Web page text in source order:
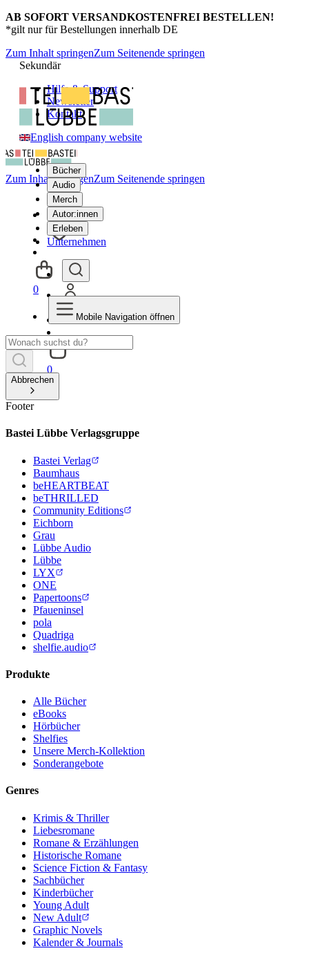
AB SOFORT VERSANDKOSTENFREI BESTELLEN!
*gilt nur für Bestellungen innerhalb DE
Zum Inhalt springenZum Seitenende springen
Sekundär
Hilfe & Support
Newsletter
Kontakt
English company website
Bücher
Audio
Merch
Autor:innen
Erleben
Unternehmen
0
Zum Inhalt springenZum Seitenende springen
0
Mobile Navigation öffnen
Abbrechen
Footer
Bastei Lübbe Verlagsgruppe
Bastei Verlag
Baumhaus
beHEARTBEAT
beTHRILLED
Community Editions
Eichborn
Grau
Lübbe Audio
Lübbe
LYX
ONE
Papertoons
Pfaueninsel
pola
Quadriga
shelfie.audio
Produkte
Alle Bücher
eBooks
Hörbücher
Shelfies
Unsere Merch-Kollektion
Sonderangebote
Genres
Krimis & Thriller
Liebesromane
Romane & Erzählungen
Historische Romane
Science Fiction & Fantasy
Sachbücher
Kinderbücher
Young Adult
New Adult
Graphic Novels
Kalender & Journals